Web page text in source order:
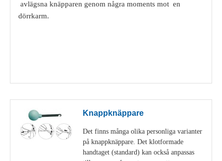
avlägsna knäpparen genom några moments mot en
dörrkarm.
Knappknäppare
Det finns många olika personliga varianter
på knappknäppare. Det klotformade
handtaget (standard) kan också anpassas